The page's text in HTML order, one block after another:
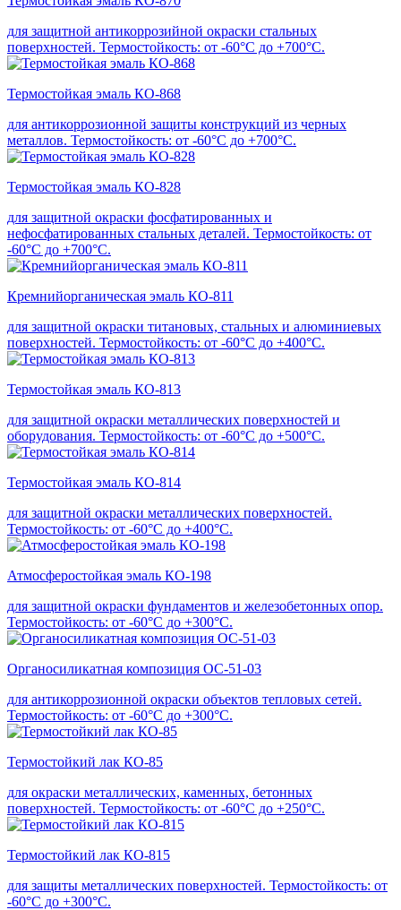
для защитной антикоррозийной окраски стальных
поверхностей. Термостойкость: от -60°С до +700°С.
Термостойкая эмаль КО-868
для антикоррозионной защиты конструкций из черных
металлов. Термостойкость: от -60°С до +700°С.
Термостойкая эмаль КО-828
для защитной окраски фосфатированных и
нефосфатированных стальных деталей. Термостойкость: от
-60°С до +700°С.
Кремнийорганическая эмаль КО-811
для защитной окраски титановых, стальных и алюминиевых
поверхностей. Термостойкость: от -60°С до +400°С.
Термостойкая эмаль КО-813
для защитной окраски металлических поверхностей и
оборудования. Термостойкость: от -60°С до +500°С.
Термостойкая эмаль КО-814
для защитной окраски металлических поверхностей.
Термостойкость: от -60°С до +400°С.
Атмосферостойкая эмаль КО-198
для защитной окраски фундаментов и железобетонных опор.
Термостойкость: от -60°С до +300°С.
Органосиликатная композиция ОС-51-03
для антикоррозионной окраски объектов тепловых сетей.
Термостойкость: от -60°С до +300°С.
Термостойкий лак КО-85
для окраски металлических, каменных, бетонных
поверхностей. Термостойкость: от -60°С до +250°С.
Термостойкий лак КО-815
для защиты металлических поверхностей. Термостойкость: от
-60°С до +300°С.